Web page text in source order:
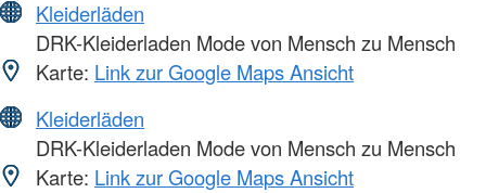
Kleiderläden
DRK-Kleiderladen Mode von Mensch zu Mensch
Karte: Link zur Google Maps Ansicht
Kleiderläden
DRK-Kleiderladen Mode von Mensch zu Mensch
Karte: Link zur Google Maps Ansicht